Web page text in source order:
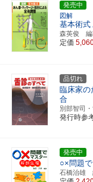
発売中
図解
基本術式
森英俊 編
定価
品切れ
臨床家の
合
別部智司
発行時参
発売中
○×問題
石橋治雄